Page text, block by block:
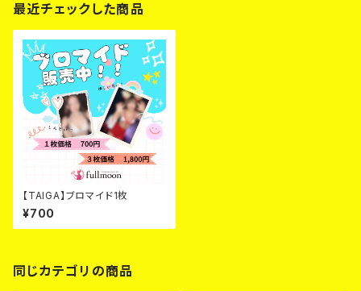
最近チェックした商品
【TAIGA】ブロマイド1枚
¥700
同じカテゴリの商品